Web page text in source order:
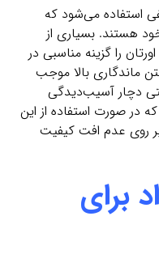
استفاده می‌شود که
هستند. بسیاری از
را گزینه‌ مناسبی در
ماندگاری بالا موجب
دچار آسیب‌دیدگی
در صورت استفاده از این
روی عدم افت کیفیت
برای